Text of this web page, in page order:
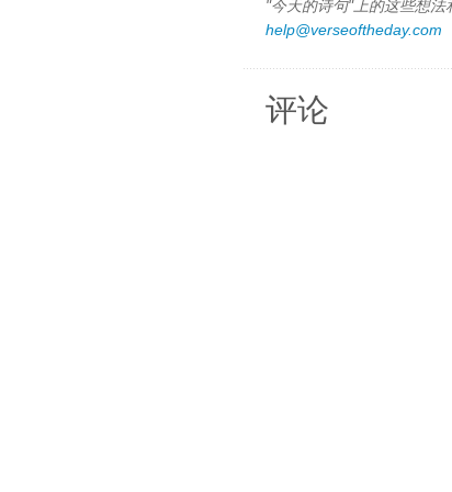
"今天的诗句"上的这些想
help@verseoftheday.com
评论